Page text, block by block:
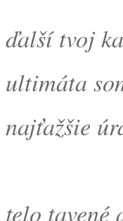
ďalší tvoj
ultimáta
najťažšie
telo tavené